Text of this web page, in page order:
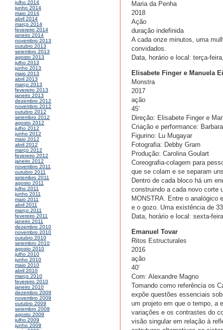
julho 2014
junho 2014
maio 2014
abril 2014
março 2014
fevereiro 2014
janeiro 2014
novembro 2013
outubro 2013
setembro 2013
agosto 2013
julho 2013
junho 2013
maio 2013
abril 2013
março 2013
fevereiro 2013
janeiro 2013
dezembro 2012
novembro 2012
outubro 2012
setembro 2012
agosto 2012
julho 2012
junho 2012
maio 2012
abril 2012
março 2012
fevereiro 2012
janeiro 2012
novembro 2011
outubro 2011
setembro 2011
agosto 2011
julho 2011
junho 2011
maio 2011
abril 2011
março 2011
fevereiro 2011
janeiro 2011
dezembro 2010
novembro 2010
outubro 2010
setembro 2010
agosto 2010
julho 2010
junho 2010
maio 2010
abril 2010
março 2010
fevereiro 2010
janeiro 2010
dezembro 2009
novembro 2009
outubro 2009
setembro 2009
agosto 2009
julho 2009
junho 2009
Maria da Penha
2018
Ação
duração indefinida
A cada onze minutos, uma
convidados.
Data, horário e local: terça-
Elisabete Finger e Manuela
Monstra
2017
ação
45’
Direção: Elisabete Finger e
Criação e performance:
Figurino: Lu Mugayar
Fotografia: Debby Gram
Produção: Carolina Goulart
Coreografia-colagem para
que se colam e se separam
Dentro de cada bloco há um
construindo a cada novo corte
MONSTRA. Entre o analógico
e o gozo. Uma existência de
Data, horário e local: sexta-
Emanuel Tovar
Ritos Estructurales
2016
ação
40’
Com: Alexandre Magno
Tomando como referência os
expõe questões essenciais
um projeto em que o tempo, a
variações e os contrastes do
visão singular em relação à